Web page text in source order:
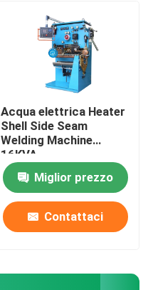
Acqua elettrica Heater
Shell Side Seam
Welding Machine
16KVA
Miglior prezzo
Contattaci